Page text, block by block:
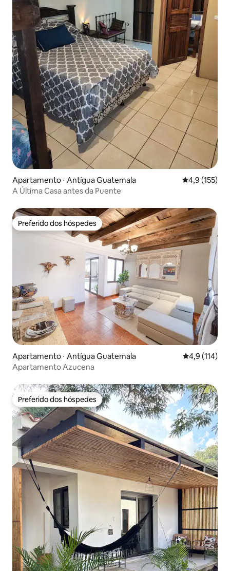
Apartamento ⋅ Antígua Guatemala 4,9 de uma
4,9 (155)
A Última Casa antes da Puente
Preferido dos hóspedes
Preferido dos hóspedes
Apartamento ⋅ Antígua Guatemala 4,9 de uma
4,9 (114)
Apartamento Azucena
Preferido dos hóspedes
Preferido dos hóspedes